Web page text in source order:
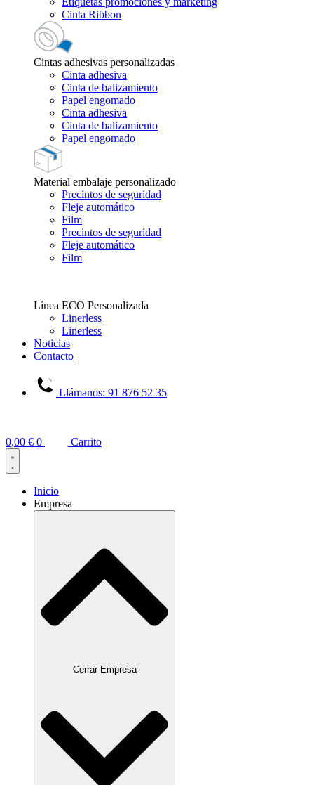
Cinta Ribbon
Cintas adhesivas personalizadas
Cinta adhesiva
Cinta de balizamiento
Papel engomado
Cinta adhesiva
Cinta de balizamiento
Papel engomado
Material embalaje personalizado
Precintos de seguridad
Fleje automático
Film
Precintos de seguridad
Fleje automático
Film
Línea ECO Personalizada
Linerless
Linerless
Noticias
Contacto
Llámanos: 91 876 52 35
0,00 € 0 Carrito
Inicio
Empresa
Cerrar Empresa